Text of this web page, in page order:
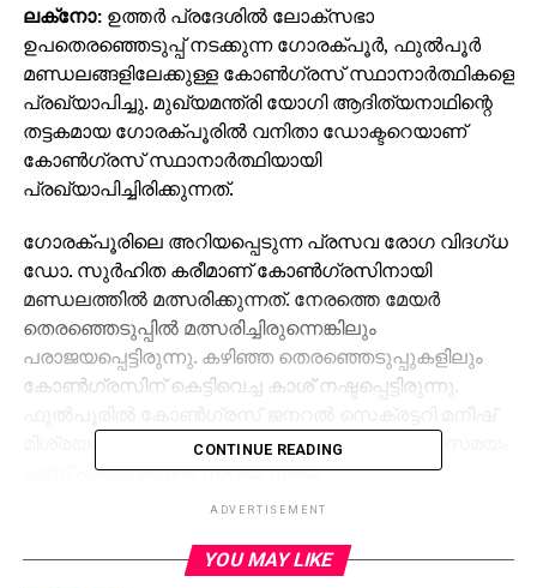
ലക്‌നോ:ഉത്തര്‍ പ്രദേശില്‍ ലോക്‌സഭാ
ഉപതെരഞ്ഞെടുപ്പ് നടക്കുന്ന ഗോരക്പൂര്‍, ഫുല്‍പൂര്‍
മണ്ഡലങ്ങളിലേക്കുള്ള കോണ്‍ഗ്രസ് സ്ഥാനാര്‍ത്ഥികളെ
പ്രഖ്യാപിച്ചു. മുഖ്യമന്ത്രി യോഗി ആദിത്യനാഥിന്റെ
തട്ടകമായ ഗോരക്പൂരില്‍ വനിതാ ഡോക്ടറെയാണ്
കോണ്‍ഗ്രസ് സ്ഥാനാര്‍ത്ഥിയായി
പ്രഖ്യാപിച്ചിരിക്കുന്നത്.
ഗോരക്പൂരിലെ അറിയപ്പെടുന്ന പ്രസവ രോഗ വിദഗ്ധ
ഡോ. സുര്‍ഹിത കരീമാണ് കോണ്‍ഗ്രസിനായി
മണ്ഡലത്തില്‍ മത്സരിക്കുന്നത്. നേരത്തെ മേയര്‍
തെരഞ്ഞെടുപ്പില്‍ മത്സരിച്ചിരുന്നെങ്കിലും
പരാജയപ്പെട്ടിരുന്നു. കഴിഞ്ഞ തെരഞ്ഞെടുപ്പുകളിലും
കോണ്‍ഗ്രസിന് കെട്ടിവെച്ച കാശ് നഷ്ടപ്പെട്ടിരുന്നു.
മിശ്രയാണ് കോണ്‍ഗ്രസ് സ്ഥാനാര്‍ത്ഥി. അതേ സമയം
എസ്.പിയുമായുള്ള സഖ്യ നീക്കം
വിജയിക്കാത്തതിനാല്‍ കോണ്‍ഗ്രസ് നേരത്തെ
തന്ത്രമായാണ് വിലയിരുത്തുന്നത്.
CONTINUE READING
ADVERTISEMENT
YOU MAY LIKE